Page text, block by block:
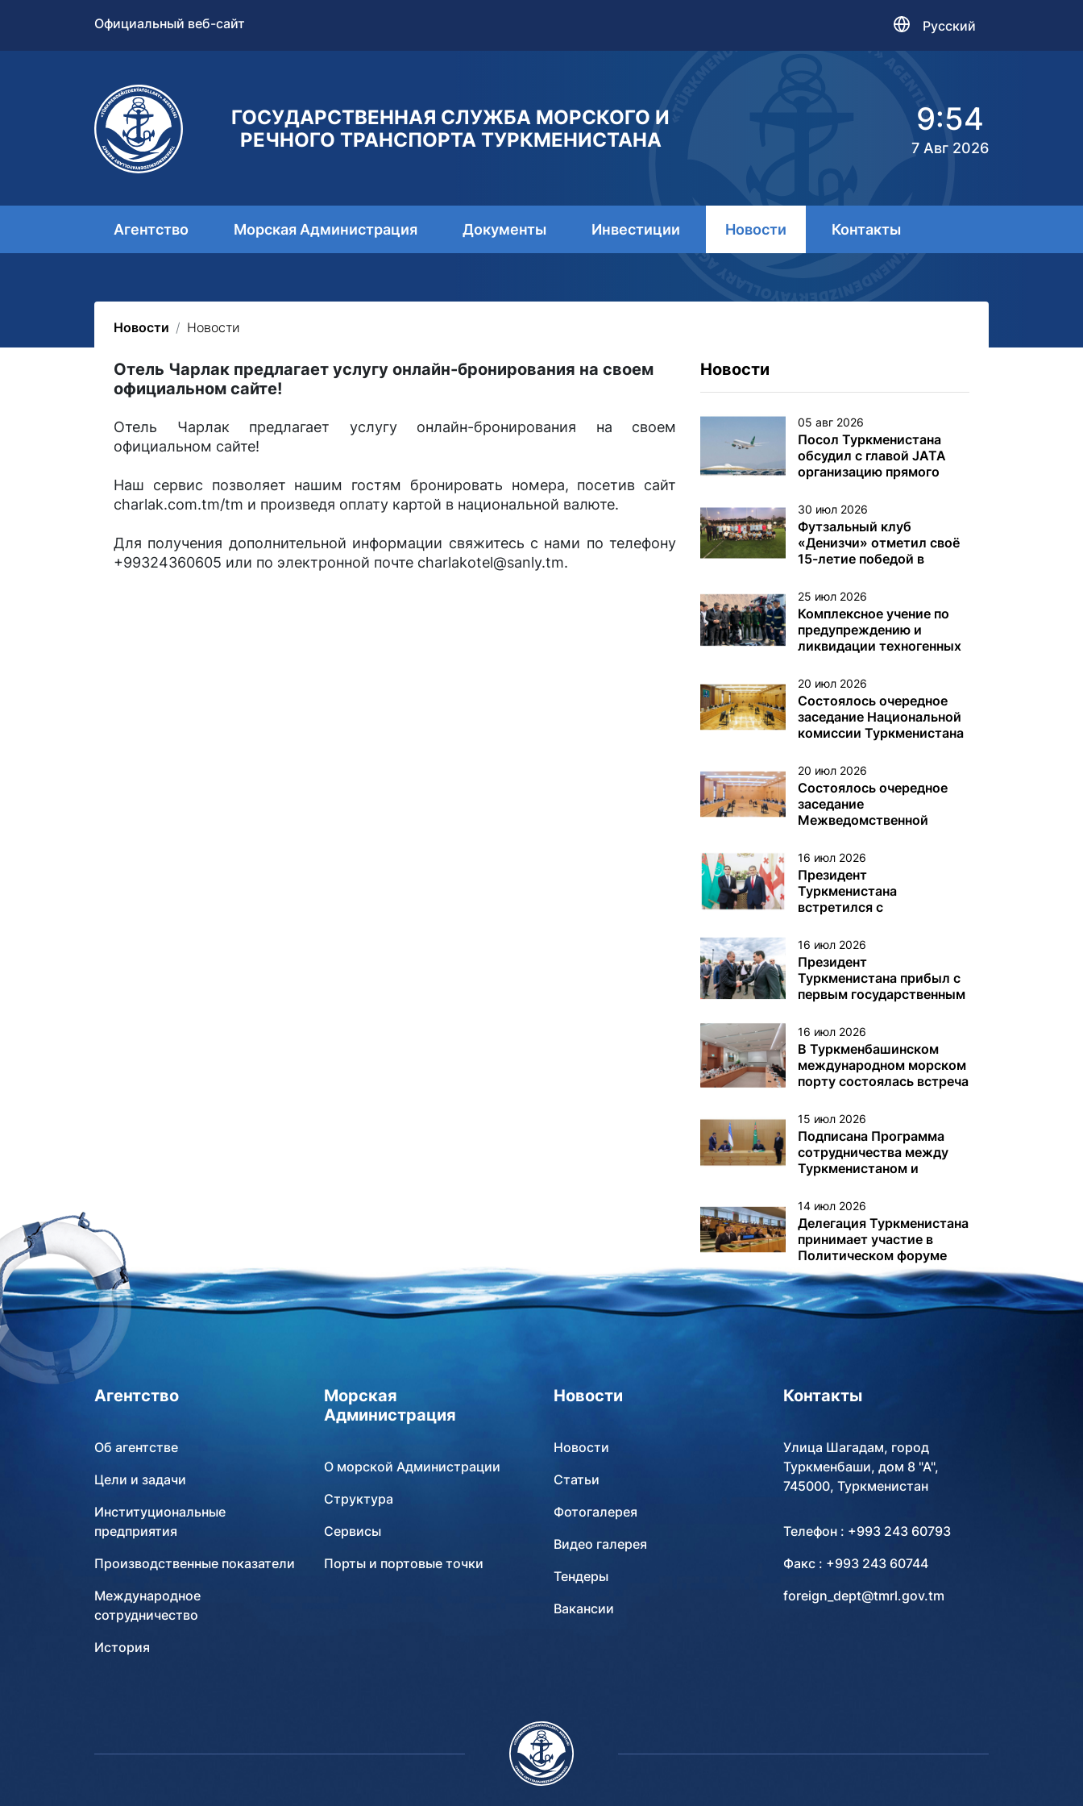
Официальный веб-сайт Русский
ГОСУДАРСТВЕННАЯ СЛУЖБА МОРСКОГО И
РЕЧНОГО ТРАНСПОРТА ТУРКМЕНИСТАНА
9:54
7 Авг 2026
Агентство Морская Администрация Документы Инвестиции Новости Контакты
Новости Новости
Отель Чарлак предлагает услугу онлайн-бронирования на своем
официальном сайте!
Отель Чарлак предлагает услугу онлайн-бронирования на своем
официальном сайте!
Наш сервис позволяет нашим гостям бронировать номера, посетив сайт
charlak.com.tm/tm и произведя оплату картой в национальной валюте.
Для получения дополнительной информации свяжитесь с нами по телефону
+99324360605 или по электронной почте charlakotel@sanly.tm.
Новости
05 авг 2026
Посол Туркменистана
обсудил с главой JATA
организацию прямого
30 июл 2026
Футзальный клуб
«Денизчи» отметил своё
15-летие победой в
«Денизчи»
25 июл 2026
Комплексное учение по
предупреждению и
ликвидации техногенных
нефтегазодобывающих
платформах и других
объектах (сооружениях)
различного назначения в
туркменском секторе
20 июл 2026
Состоялось очередное
заседание Национальной
комиссии Туркменистана
20 июл 2026
Состоялось очередное
заседание
Межведомственной
по вопросам Каспийского
моря
16 июл 2026
Президент
Туркменистана
встретился с
16 июл 2026
Президент
Туркменистана прибыл с
первым государственным
16 июл 2026
В Туркменбашинском
международном морском
порту состоялась встреча
15 июл 2026
Подписана Программа
сотрудничества между
Туркменистаном и
14 июл 2026
Делегация Туркменистана
принимает участие в
Политическом форуме
высокого уровня под
эгидой ЭКОСОС в Нью-
Йорке
Агентство
Об агентстве
Цели и задачи
Институциональные
предприятия
Производственные показатели
Международное
сотрудничество
История
Морская
Администрация
О морской Администрации
Структура
Сервисы
Порты и портовые точки
Новости
Новости
Статьи
Фотогалерея
Видео галерея
Тендеры
Вакансии
Контакты
Улица Шагадам, город
Туркменбаши, дом 8 "А",
745000, Туркменистан
Телефон : +993 243 60793
Факс : +993 243 60744
foreign_dept@tmrl.gov.tm